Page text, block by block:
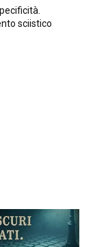
sciistico